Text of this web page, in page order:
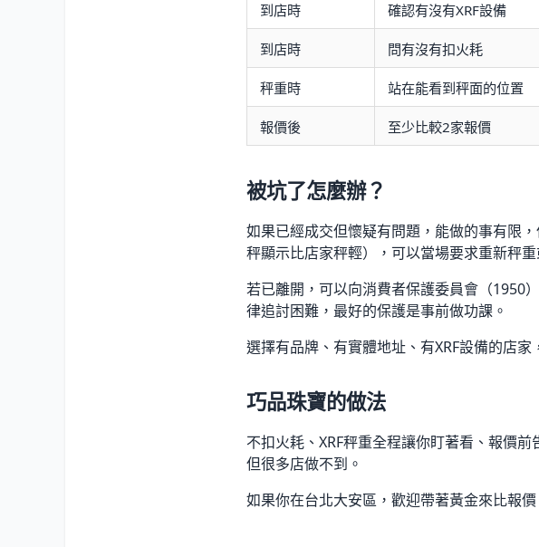
到店時 確認有沒有XRF設備
到店時 問有沒有扣火耗
秤重時 站在能看到秤面的位置
報價後 至少比較2家報價
被坑了怎麼辦？
如果已經成交但懷疑有問題，能做的事有限
秤顯示比店家秤輕），可以當場要求重新秤重
若已離開，可以向消費者保護委員會（1950
律追討困難，最好的保護是事前做功課。
選擇有品牌、有實體地址、有XRF設備的店
巧品珠寶的做法
不扣火耗、XRF秤重全程讓你盯著看、報價
但很多店做不到。
如果你在台北大安區，歡迎帶著黃金來比報價